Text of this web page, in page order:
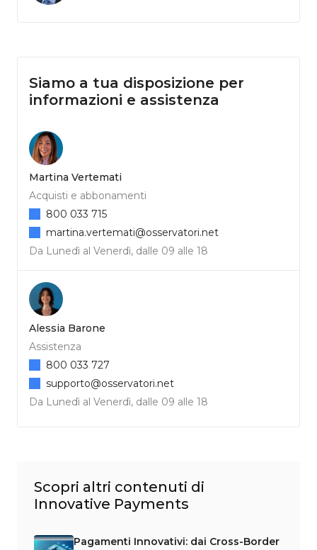
Siamo a tua disposizione per
informazioni e assistenza
Martina Vertemati
Acquisti e abbonamenti
Da Lunedì al Venerdì, dalle 09 alle 18
800 033 715
martina.vertemati@osservatori.net
Alessia Barone
Assistenza
Da Lunedì al Venerdì, dalle 09 alle 18
800 033 727
supporto@osservatori.net
Scopri altri contenuti di
Innovative Payments
Pagamenti Innovativi: dai Cross-Border